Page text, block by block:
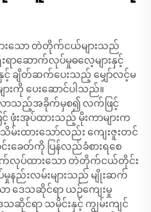
ားသော တဲတိုက်ငယ်များသည်
းရာဆောက်လုပ်မှုဓလေ့များနှင့်
ချိတ်ဆက်ပေးသည့် မျှော်လင့်မ
းကို ပေးဆောင်ပါသည်။
ာသည့်အခိုက်မှစ၍ လက်ဖြင့်
င့် ဖုံးအုပ်ထားသည့် မိုးကာများက
မ်းထားသော်လည်း ကျေးဇူးတင်
းခေတ်ကို ပြန်လည်ခံစားရစေ
ောက်လုပ်ထားသော တဲတိုက်ငယ်တိုင်း
ည်းလမ်းများသည် မျိုးဆက်
ာ ဒေသဆိုင်ရာ ယဉ်ကျေးမှု
သဆိုင်ရာ သမိုင်းနှင့် ကျွမ်းကျင်